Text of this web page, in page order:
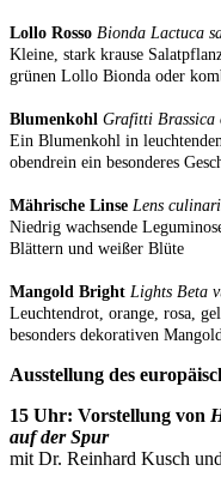
Lollo Rosso Bionda Lactuca
Kleine, stark krause
grünen Lollo Bionda oder
Blumenkohl Grafitti Brassica
Ein Blumenkohl in
obendrein ein besonderes
Mährische Linse Lens
Niedrig wachsende
Blättern und weißer Blüte
Mangold Bright Lights Beta
Leuchtendrot, orange, rosa,
besonders dekorativen
Ausstellung des
15 Uhr: Vorstellung von
auf der Spur
mit Dr. Reinhard Kusch